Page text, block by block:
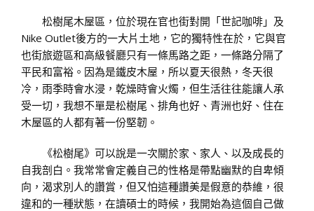
松樹尾木屋區，位於現在官也街對開「世記咖啡」及
Nike Outlet後方的一大片土地，它的獨特性在於，它與官
也街旅遊區和高級餐廳只有一條馬路之距，一條路分隔了
平民和富裕。因為是鐵皮木屋，所以夏天很熱，冬天很
冷，雨季時會水浸，乾燥時會火燭，但生活往往能讓人承
受一切，我想不單是松樹尾、排角也好、青洲也好、住在
木屋區的人都有著一份堅韌。
《松樹尾》可以說是一次關於家、家人、以及成長的
自我剖白。我常常會定義自己的性格是帶點幽默的自卑傾
向，渴求別人的讚賞，但又怕這種讚美是假意的恭維，很
違和的一種狀態，在讀碩士的時候，我開始為這個自己做